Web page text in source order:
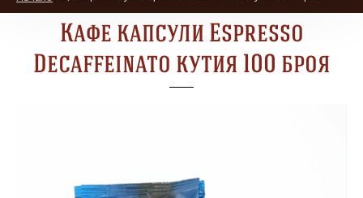
Кафе капсули Espresso
Decaffeinato кутия 100 броя